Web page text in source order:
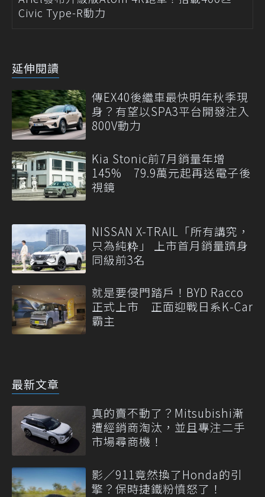
Civic Type-R動力
延伸閱讀
傳EX40後繼車最快明年秋季現
身？有望以SPA3平台開發注入
800V動力
Kia Stonic前7月銷量年增
145% 79.9萬元起再送電子後
視鏡
NISSAN X-TRAIL「所有講究，
只為純粋」 上市首月銷量躋身
同級前3名
就是要侵門踏戶！BYD Racco
正式上市 正面迎戰日系K-Car
霸主
最新文章
真的賣不動了？Mitsubishi漸
遭經銷商淘汰，並且專注二手
市場尋商機！
影／911竟然換了Honda的引
擎？保時捷鐵粉憤怒了！